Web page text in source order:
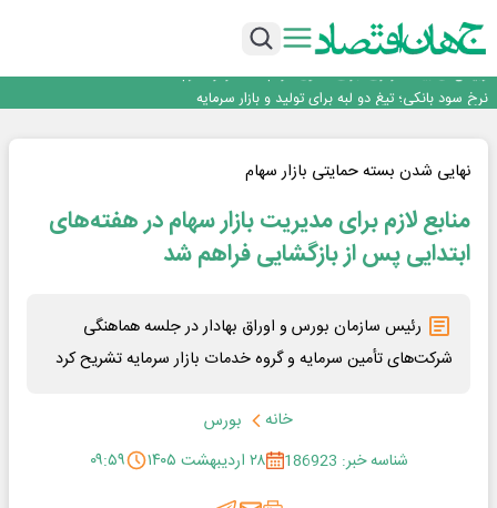
عبور فکور صنعت از مرز ۵۳ همت درآمد
نرخ سود بانکی؛ تیغ دو لبه برای تولید و بازار سرمایه
طلسم خانه‌سازی چینی‌ها در ایران شکسته می‌شود؟
عبور فکور صنعت از مرز ۵۳ همت درآمد
نهایی شدن بسته حمایتی بازار سهام
منابع لازم برای مدیریت بازار سهام در هفته‌های
ابتدایی پس از بازگشایی فراهم شد
رئیس سازمان بورس و اوراق بهادار در جلسه هماهنگی
شرکت‌های تأمین سرمایه و گروه خدمات بازار سرمایه تشریح کرد
خانه
بورس
شناسه خبر: 186923
۲۸ اردیبهشت ۱۴۰۵ ۰۹:۵۹